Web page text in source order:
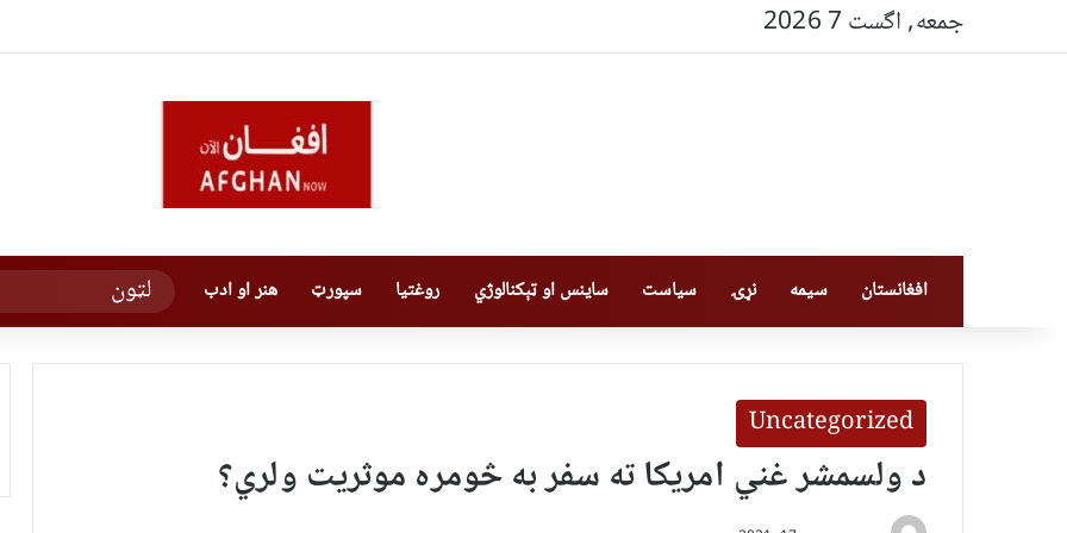
جمعه, اگست 7 2026
افغانستان سیمه نړۍ سیاست ساینس او ټېکنالوژي روغتیا سپورټ هنر او ادب
Uncategorized
د ولسمشر غني امریکا ته سفر به څومره موثریت ولري؟